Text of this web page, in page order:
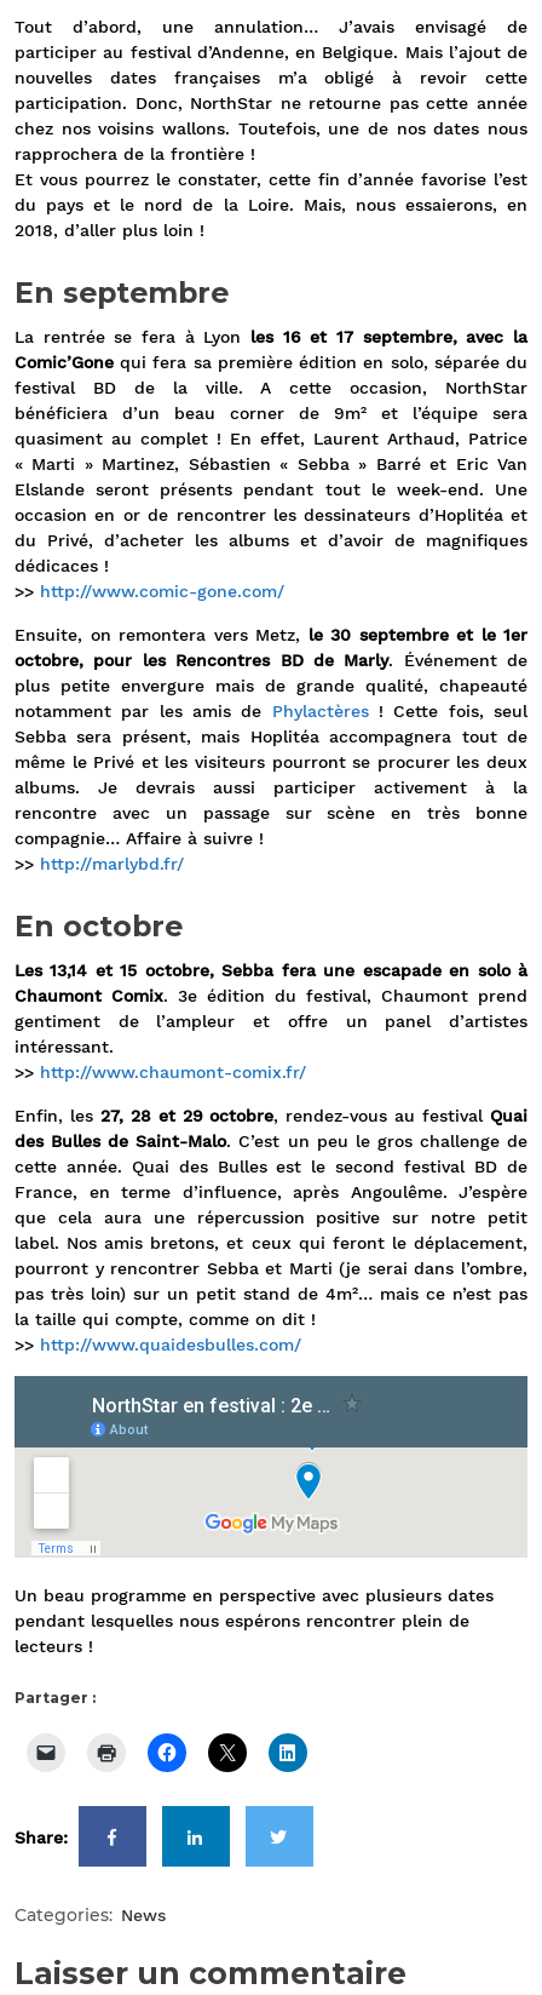
Tout d’abord, une annulation… J’avais envisagé de
participer au festival d’Andenne, en Belgique. Mais l’ajout de
nouvelles dates françaises m’a obligé à revoir cette
participation. Donc, NorthStar ne retourne pas cette année
chez nos voisins wallons. Toutefois, une de nos dates nous
rapprochera de la frontière !
Et vous pourrez le constater, cette fin d’année favorise l’est
du pays et le nord de la Loire. Mais, nous essaierons, en
2018, d’aller plus loin !
En septembre
La rentrée se fera à Lyon les 16 et 17 septembre, avec la
Comic’Gone qui fera sa première édition en solo, séparée du
festival BD de la ville. A cette occasion, NorthStar
bénéficiera d’un beau corner de 9m² et l’équipe sera
quasiment au complet ! En effet, Laurent Arthaud, Patrice
« Marti » Martinez, Sébastien « Sebba » Barré et Eric Van
Elslande seront présents pendant tout le week-end. Une
occasion en or de rencontrer les dessinateurs d’Hoplitéa et
du Privé, d’acheter les albums et d’avoir de magnifiques
dédicaces !
>> http://www.comic-gone.com/
Ensuite, on remontera vers Metz, le 30 septembre et le 1er
octobre, pour les Rencontres BD de Marly. Événement de
plus petite envergure mais de grande qualité, chapeauté
notamment par les amis de Phylactères! Cette fois, seul
Sebba sera présent, mais Hoplitéa accompagnera tout de
même le Privé et les visiteurs pourront se procurer les deux
albums. Je devrais aussi participer activement à la
rencontre avec un passage sur scène en très bonne
compagnie… Affaire à suivre !
>> http://marlybd.fr/
En octobre
Les 13,14 et 15 octobre, Sebba fera une escapade en solo à
Chaumont Comix. 3e édition du festival, Chaumont prend
gentiment de l’ampleur et offre un panel d’artistes
intéressant.
>> http://www.chaumont-comix.fr/
Enfin, les 27, 28 et 29 octobre, rendez-vous au festivalQuai
des Bulles de Saint-Malo. C’est un peu le gros challenge de
cette année. Quai des Bulles est le second festival BD de
France, en terme d’influence, après Angoulême. J’espère
que cela aura une répercussion positive sur notre petit
label. Nos amis bretons, et ceux qui feront le déplacement,
pourront y rencontrer Sebba et Marti (je serai dans l’ombre,
pas très loin) sur un petit stand de 4m²… mais ce n’est pas
la taille qui compte, comme on dit !
>> http://www.quaidesbulles.com/
Un beau programme en perspective avec plusieurs dates
pendant lesquelles nous espérons rencontrer plein de
lecteurs !
Partager :
Share:
Categories: News
Laisser un commentaire